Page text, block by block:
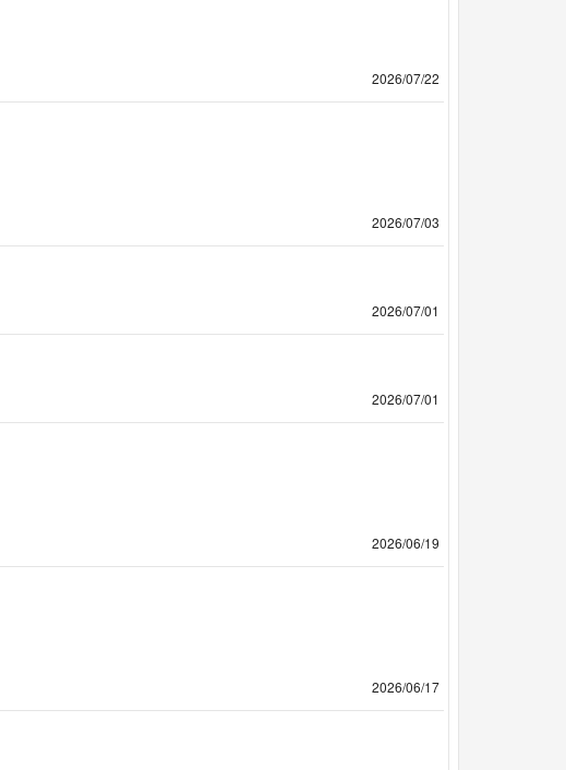
2026/07/22
2026/07/03
2026/07/01
2026/07/01
2026/06/19
2026/06/17